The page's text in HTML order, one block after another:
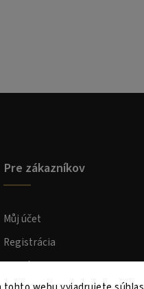
Pre zákazníkov
Můj účet
Registrácia
Prihlásenie